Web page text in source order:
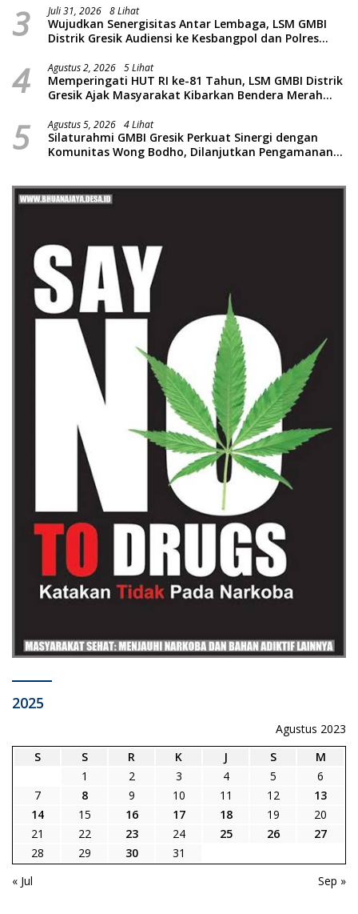
3 Juli 31, 2026 8 Lihat
Wujudkan Senergisitas Antar Lembaga, LSM GMBI
Distrik Gresik Audiensi ke Kesbangpol dan Polres
Piatu
4 Agustus 2, 2026 5 Lihat
Memperingati HUT RI ke-81 Tahun, LSM GMBI Distrik
Gresik Ajak Masyarakat Kibarkan Bendera Merah
5 Agustus 5, 2026 4 Lihat
Silaturahmi GMBI Gresik Perkuat Sinergi dengan
Komunitas Wong Bodho, Dilanjutkan Pengamanan
2025
Agustus 2023
S
S R K J S
M
1
2 3 4 5
6
7
8 9 10 11 12
13
14
15 16 17 18 19
20
21
22 23 24 25 26
27
28
29 30
31
« Jul
Sep »